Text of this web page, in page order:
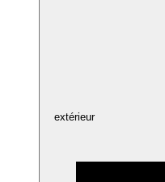
extérieur